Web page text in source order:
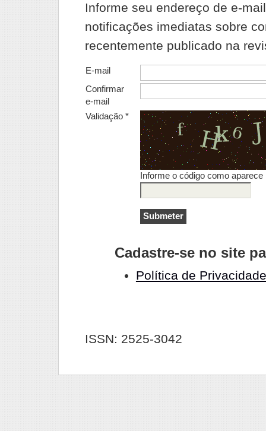
Informe seu endereço de e-
notificações imediatas sobre
recentemente publicado na
E-mail
Confirmar
e-mail
Validação *
Informe o código como
Cadastre-se no site
Política de Privacidade
ISSN: 2525-3042